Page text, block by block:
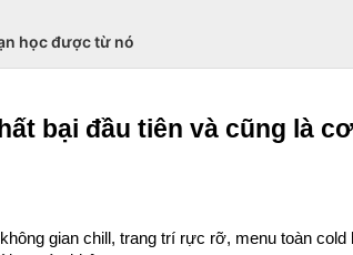
học được từ nó
bại đầu tiên và cũng là
gian chill, trang trí rực rỡ, menu toàn